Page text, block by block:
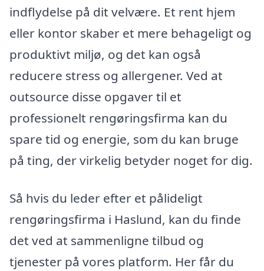
indflydelse på dit velvære. Et rent hjem
eller kontor skaber et mere behageligt og
produktivt miljø, og det kan også
reducere stress og allergener. Ved at
outsource disse opgaver til et
professionelt rengøringsfirma kan du
spare tid og energie, som du kan bruge
på ting, der virkelig betyder noget for dig.
Så hvis du leder efter et pålideligt
rengøringsfirma i Haslund, kan du finde
det ved at sammenligne tilbud og
tjenester på vores platform. Her får du